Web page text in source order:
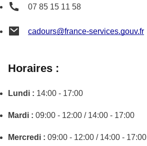
07 85 15 11 58
cadours@france-services.gouv.fr
Horaires :
Lundi : 14:00 - 17:00
Mardi : 09:00 - 12:00 / 14:00 - 17:00
Mercredi : 09:00 - 12:00 / 14:00 - 17:00